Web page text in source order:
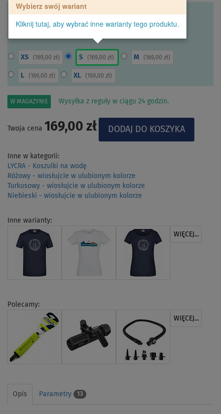
Wybierz swój wariant
Kliknij tutaj, aby wybrać inne warianty tego produktu.
XS ( 169,00 zł) S ( 169,00 zł) M ( 169,00 zł)
L ( 169,00 zł) XL ( 169,00 zł)
W MAGAZYNIE Wysyłka z reguły w ciągu 24 godzin.
Twoja cena 169,00 zł
Inne w kategorii:
LYCRA - Koszulki na wodę
Różowy - wiosłujcie w ulubionym kolorze
Turkusowy - wiosłujcie w ulubionym kolorze
Niebieski - wiosłujcie w ulubionym kolorze
Inne warianty:
WIĘCEJ...
Polecamy:
WIĘCEJ...
Opis Parametry 13